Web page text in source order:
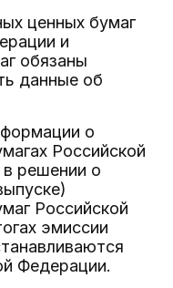
ценных бумаг
и
обязаны
данные об
о
Российской
решении о
Российской
эмиссии
Федерации.